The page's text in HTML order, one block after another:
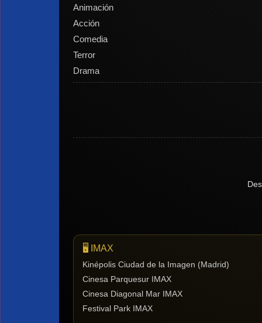
Animación
Acción
Comedia
Terror
Drama
🖥️ IMAX
Kinépolis Ciudad de la Imagen (Madrid)
Cinesa Parquesur IMAX
Cinesa Diagonal Mar IMAX
Festival Park IMAX